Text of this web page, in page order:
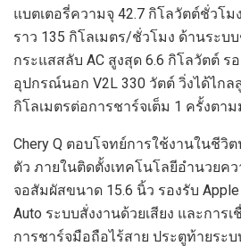
แบตเตอรี่ความจุ 42.7 กิโลวัตต์ชั่วโม
ราว 135 กิโลเมตร/ชั่วโมง ด้านระบ
กระแสสลับ AC สูงสุด 6.6 กิโลวัตต์ ร
อุปกรณ์นอก V2L 330 วัตต์ วิ่งได้ไก
กิโลเมตรต่อการชาร์จเต็ม 1 ครั้งตาม
Chery Q ตอบโจทย์การใช้งานในชีวิ
ตัว ภายในติดตั้งเทคโนโลยีอำนวยค
จอสัมผัสขนาด 15.6 นิ้ว รองรับ Apple
Auto ระบบสั่งงานด้วยเสียง และกา
การชาร์จมือถือไร้สาย ประตูท้ายระ